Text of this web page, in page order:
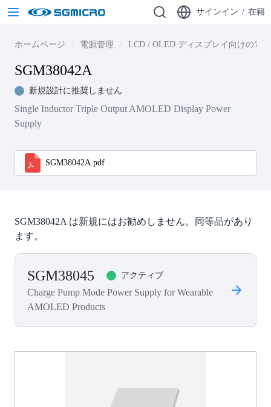
サインイン / 在籍
ホームページ 電源管理 LCD / OLED ディスプレイ向けの電
SGM38042A
新規設計に推奨しません
Single Inductor Triple Output AMOLED Display Power
Supply
SGM38042A.pdf
SGM38042A は新規にはお勧めしません。同等品があり
ます。
SGM38045 アクティブ
Charge Pump Mode Power Supply for Wearable
AMOLED Products